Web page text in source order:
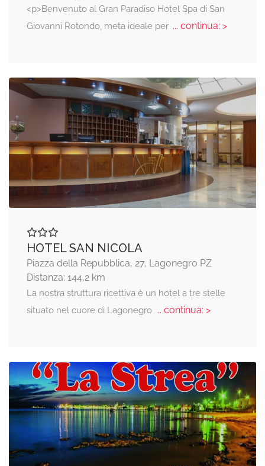
<p>Benvenuto al Gran Paradiso Hotel Spa di San
Giovanni Rotondo, meta ideale per... continua: >
HOTEL SAN NICOLA
Piazza della Repubblica, 27, Lagonegro PZ
Distanza: 144,2 km
La nostra struttura ricettiva è un hotel a tre stelle
situato nel cuore di Lagonegro... continua: >